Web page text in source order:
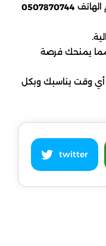
0507870744
مما يمنحك فرصة
أي وقت يناسبك وبكل
twitter